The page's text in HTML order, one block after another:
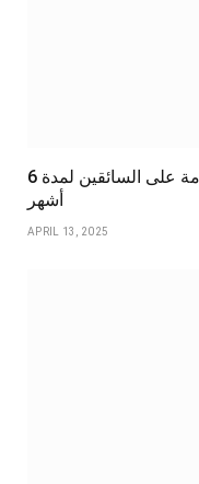
الآن في “جدة” وبدون أي رسوم خدمة على السائقين لمدة 6
أشهر
APRIL 13, 2025